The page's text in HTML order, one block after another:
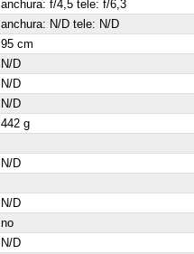
anchura: f/4,5 tele: f/6,3
anchura: N/D tele: N/D
95 cm
N/D
N/D
N/D
442 g
N/D
N/D
no
N/D